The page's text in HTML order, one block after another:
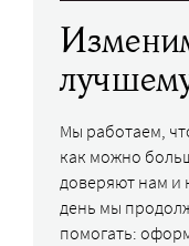
Мы работаем,
как можно
доверяют нам и
день мы
помогать: